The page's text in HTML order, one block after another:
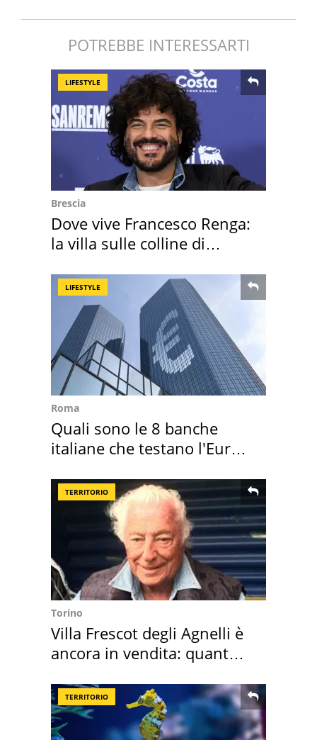
POTREBBE INTERESSARTI
LIFESTYLE
Brescia
Dove vive Francesco Renga:
la villa sulle colline di
LIFESTYLE
Roma
Quali sono le 8 banche
italiane che testano l'Euro
TERRITORIO
Torino
Villa Frescot degli Agnelli è
ancora in vendita: quanto
TERRITORIO